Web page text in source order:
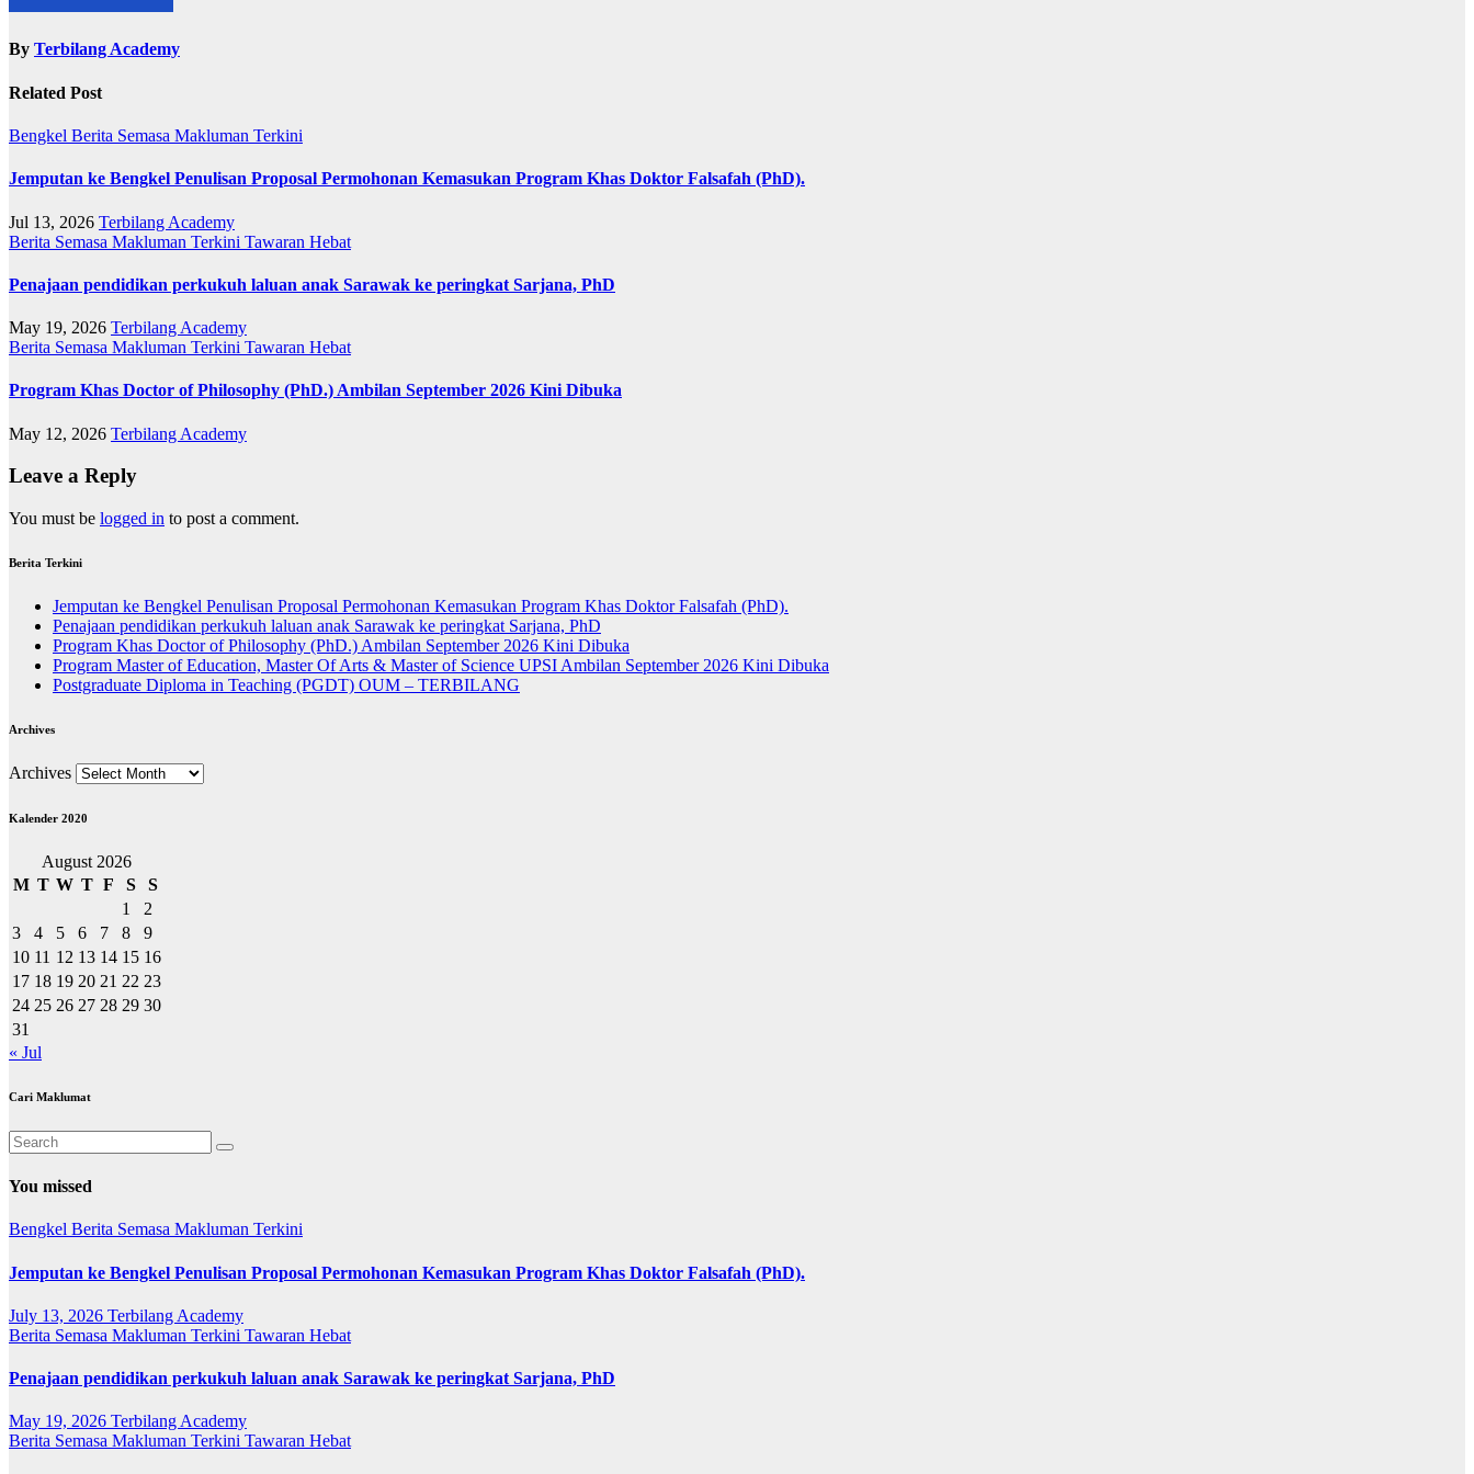
By Terbilang Academy
Related Post
Bengkel Berita Semasa Makluman Terkini
Jemputan ke Bengkel Penulisan Proposal Permohonan Kemasukan Program Khas Doktor Falsafah (PhD).
Jul 13, 2026 Terbilang Academy
Berita Semasa Makluman Terkini Tawaran Hebat
Penajaan pendidikan perkukuh laluan anak Sarawak ke peringkat Sarjana, PhD
May 19, 2026 Terbilang Academy
Berita Semasa Makluman Terkini Tawaran Hebat
Program Khas Doctor of Philosophy (PhD.) Ambilan September 2026 Kini Dibuka
May 12, 2026 Terbilang Academy
Leave a Reply
You must be logged in to post a comment.
Berita Terkini
Jemputan ke Bengkel Penulisan Proposal Permohonan Kemasukan Program Khas Doktor Falsafah (PhD).
Penajaan pendidikan perkukuh laluan anak Sarawak ke peringkat Sarjana, PhD
Program Khas Doctor of Philosophy (PhD.) Ambilan September 2026 Kini Dibuka
Program Master of Education, Master Of Arts & Master of Science UPSI Ambilan September 2026 Kini Dibuka
Postgraduate Diploma in Teaching (PGDT) OUM – TERBILANG
Archives
Archives
Kalender 2020
August 2026
M T W T F S
S
1
2
3
4 5 6 7 8
9
10 11 12 13 14 15 16
17 18 19 20 21 22 23
24 25 26 27 28 29 30
31
« Jul
Cari Maklumat
You missed
Bengkel Berita Semasa Makluman Terkini
Jemputan ke Bengkel Penulisan Proposal Permohonan Kemasukan Program Khas Doktor Falsafah (PhD).
July 13, 2026 Terbilang Academy
Berita Semasa Makluman Terkini Tawaran Hebat
Penajaan pendidikan perkukuh laluan anak Sarawak ke peringkat Sarjana, PhD
May 19, 2026 Terbilang Academy
Berita Semasa Makluman Terkini Tawaran Hebat